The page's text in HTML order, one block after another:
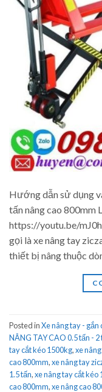
Hướng dẫn sử dụng
tấn nâng cao 800mm
https://youtu.be/
gọi là xe nâng tay
thiết bị nâng thuộc
Posted inXe nâng tay - gắn
NÂNG TAY CAO 0.5 tấn - 2
tay cắt kéo 1500kg,xe
cao 800mm,xe nâng tay
1.5 tấn,xe nâng tay cắt kéo
cao 800mm,xe nâng cao